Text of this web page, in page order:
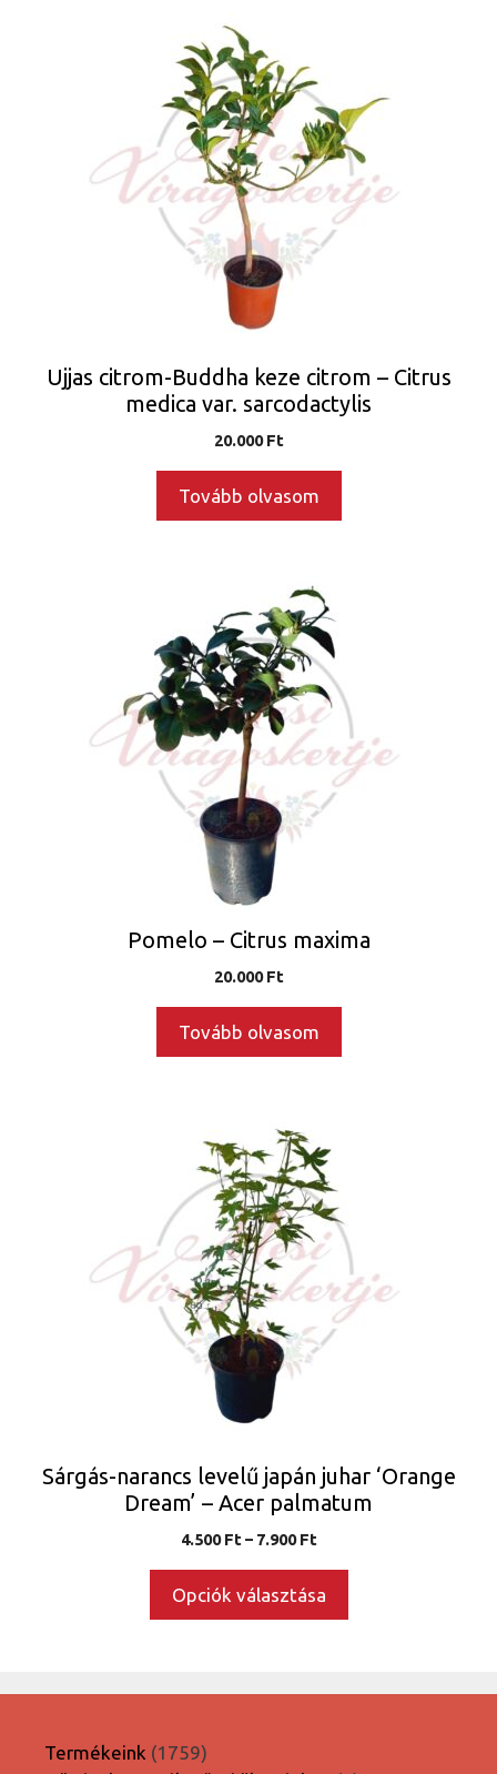
Ujjas citrom-Buddha keze citrom – Citrus
medica var. sarcodactylis
20.000Ft
Tovább olvasom
Pomelo – Citrus maxima
20.000Ft
Tovább olvasom
Sárgás-narancs levelű japán juhar ‘Orange
Dream’ – Acer palmatum
4.500Ft – 7.900FtÁrtartomány:
7.900 Ft
Opciók választása
Termékeink 17591759